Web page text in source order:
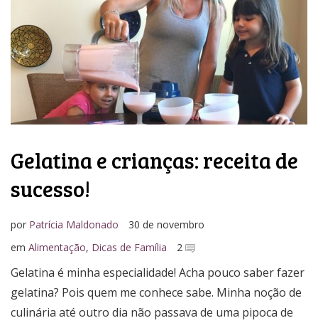
Media Kit
Gelatina e crianças: receita de
sucesso!
por Patrícia Maldonado
30 de novembro
em Alimentação, Dicas de Família 2
Gelatina é minha especialidade! Acha pouco saber fazer
gelatina? Pois quem me conhece sabe. Minha noção de
culinária até outro dia não passava de uma pipoca de